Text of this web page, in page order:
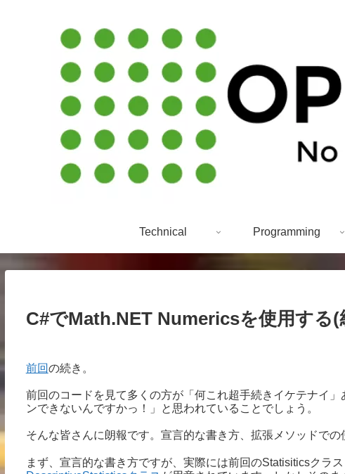
Technical Programming
C#でMath.NET Numericsを使用する(
前回の続き。
前回のコードを見て多くの方が「何これ超手続きイケテナイ
ンできないんですかっ！」と思われていることでしょう。
そんな皆さんに朗報です。宣言的な書き方、拡張メソッドでの
まず、宣言的な書き方ですが、実際には前回のStatisiticsクラ